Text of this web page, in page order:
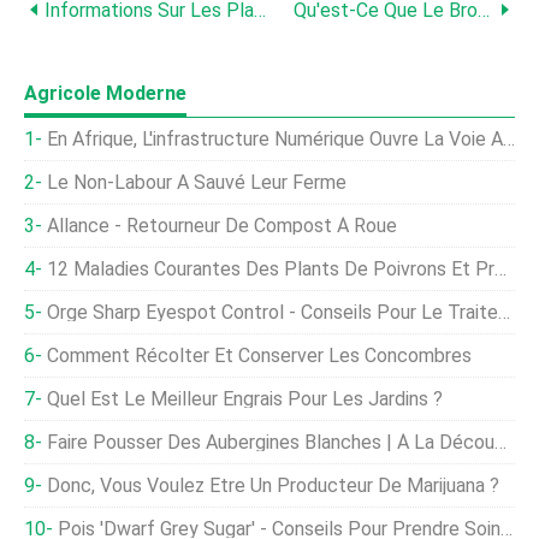
Informations Sur Les Plantes De Chanvre Sunn - Apprenez Les Utilisations Et Les Soins Du Chanvre Sunn Qu'est-Ce Que Le Brome Des Champs - Informations Sur Le Brome Des Champs
Agricole Moderne
En Afrique, L'infrastructure Numérique Ouvre La Voie Aux Agriculteurs
Le Non-Labour A Sauvé Leur Ferme
Allance - Retourneur De Compost À Roue
12 Maladies Courantes Des Plants De Poivrons Et Problèmes De Poivrons
Orge Sharp Eyespot Control - Conseils Pour Le Traitement De La Maladie De L'oeil Aiguisé De L'orge
Comment Récolter Et Conserver Les Concombres
Quel Est Le Meilleur Engrais Pour Les Jardins ?
Faire Pousser Des Aubergines Blanches | À La Découverte Des Œufs De Jardin
Donc, Vous Voulez Être Un Producteur De Marijuana ?
Pois 'Dwarf Grey Sugar' - Conseils Pour Prendre Soin Des Pois De Sucre Gris Nains